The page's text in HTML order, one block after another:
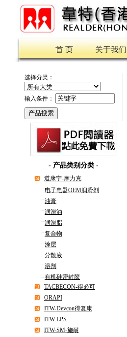
首 页 关于我们
选择分类：
输入条件：
- 产品类别分类 -
道康宁-摩力克
电子电器OEM润滑剂
油膏
润滑油
润滑脂
复合物
涂层
分散液
溶剂
有机硅密封胶
TACBECON-得必可
ORAPI
ITW-Devcon得复康
ITW-LPS
ITW-SM-施耐